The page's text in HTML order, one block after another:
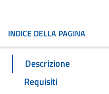
INDICE DELLA PAGINA
Descrizione
Requisiti